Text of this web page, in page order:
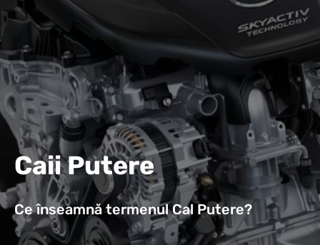
Caii Putere
Ce înseamnă termenul Cal Putere?